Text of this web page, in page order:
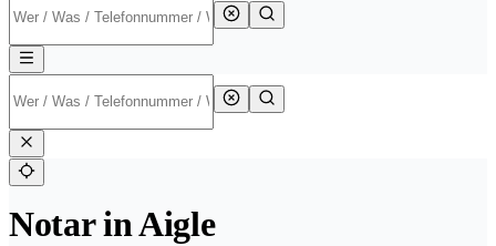
Notar in Aigle